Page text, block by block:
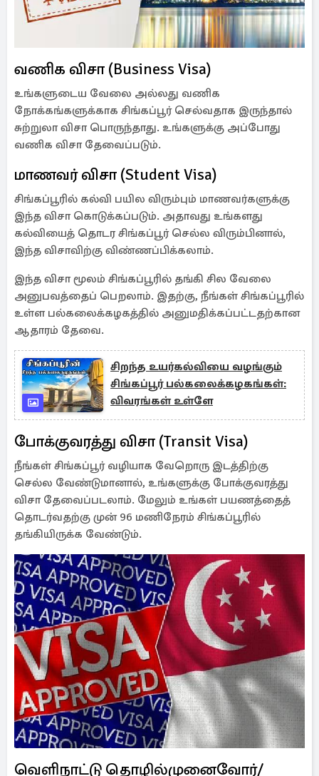
வணிக விசா (Business Visa)
உங்களுடைய வேலை அல்லது வணிக
நோக்கங்களுக்காக சிங்கப்பூர் செல்வதாக இருந்தால்
சுற்றுலா விசா பொருந்தாது. உங்களுக்கு அப்போது
வணிக விசா தேவைப்படும்.
மாணவர் விசா (Student Visa)
சிங்கப்பூரில் கல்வி பயில விரும்பும் மாணவர்களுக்கு
இந்த விசா கொடுக்கப்படும். அதாவது உங்களது
கல்வியைத் தொடர சிங்கப்பூர் செல்ல விரும்பினால்,
இந்த விசாவிற்கு விண்ணப்பிக்கலாம்.
இந்த விசா மூலம் சிங்கப்பூரில் தங்கி சில வேலை
அனுபவத்தைப் பெறலாம். இதற்கு, நீங்கள் சிங்கப்பூரில்
உள்ள பல்கலைக்கழகத்தில் அனுமதிக்கப்பட்டதற்கான
ஆதாரம் தேவை.
சிறந்த உயர்கல்வியை வழங்கும்
சிங்கப்பூர் பல்கலைக்கழகங்கள்:
விவரங்கள் உள்ளே
போக்குவரத்து விசா (Transit Visa)
நீங்கள் சிங்கப்பூர் வழியாக வேறொரு இடத்திற்கு
செல்ல வேண்டுமானால், உங்களுக்கு போக்குவரத்து
விசா தேவைப்படலாம். மேலும் உங்கள் பயணத்தைத்
தொடர்வதற்கு முன் 96 மணிநேரம் சிங்கப்பூரில்
தங்கியிருக்க வேண்டும்.
வெளிநாட்டு தொழில்முனைவோர்/